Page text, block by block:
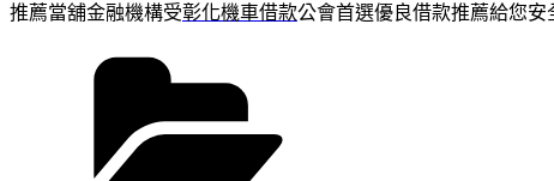
推薦當舖金融機構受彰化機車借款公會首選優良借款推薦給您安